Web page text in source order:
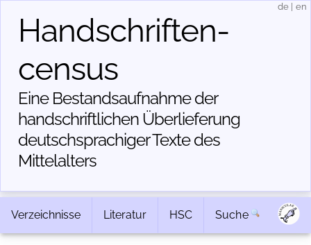
Handschriften­
census
Eine Bestandsaufnahme der
handschriftlichen Über­lieferung
deutschsprachiger Texte des
Mittelalters
de en
Verzeichnisse Literatur HSC Suche